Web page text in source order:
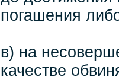
погашения
в) на
качестве